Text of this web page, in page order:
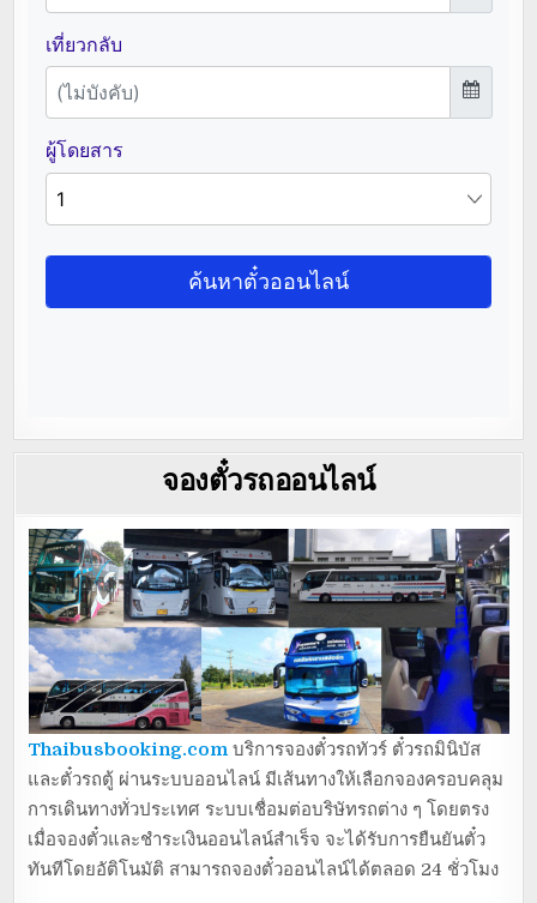
จองตั๋วรถออนไลน์
Thaibusbooking.com บริการจองตั๋วรถทัวร์ ตั๋วรถมินิบัส
และตั๋วรถตู้ ผ่านระบบออนไลน์ มีเส้นทางให้เลือกจองครอบคลุม
การเดินทางทั่วประเทศ ระบบเชื่อมต่อบริษัทรถต่าง ๆ โดยตรง
เมื่อจองตั๋วและชำระเงินออนไลน์สำเร็จ จะได้รับการยืนยันตั๋ว
ทันทีโดยอัติโนมัติ สามารถจองตั๋วออนไลน์ได้ตลอด 24 ชั่วโมง